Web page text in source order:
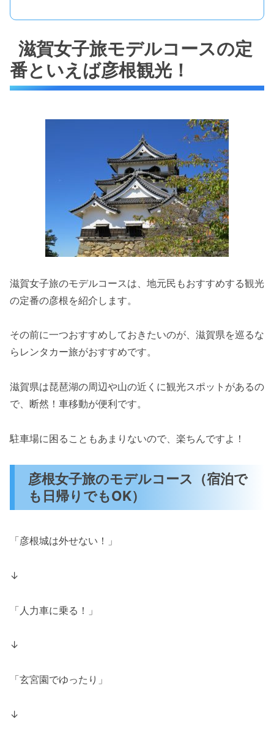
滋賀女子旅モデルコースの定
番といえば彦根観光！
滋賀女子旅のモデルコースは、地元民もおすすめする観光
の定番の彦根を紹介します。
その前に一つおすすめしておきたいのが、滋賀県を巡るな
らレンタカー旅がおすすめです。
滋賀県は琵琶湖の周辺や山の近くに観光スポットがあるの
で、断然！車移動が便利です。
駐車場に困ることもあまりないので、楽ちんですよ！
彦根女子旅のモデルコース（宿泊で
も日帰りでもOK）
「彦根城は外せない！」
↓
「人力車に乗る！」
↓
「玄宮園でゆったり」
↓